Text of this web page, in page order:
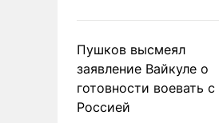
Пушков высмеял
заявление Вайкуле о
готовности воевать с
Россией